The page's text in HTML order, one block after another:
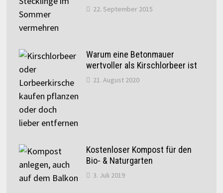
22. September 2015
Warum eine Betonmauer
wertvoller als Kirschlorbeer ist
21. August 2020
Kostenloser Kompost für den
Bio- & Naturgarten
3. Juli 2019